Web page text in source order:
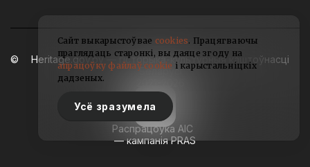
Heritage.gov.by — гісторыка-культурныя каштоўнасці
Беларусі
Распрацоўка АІС
— кампанія PRAS
Сайт выкарыстоўвае cookies. Працягваючы
праглядаць старонкі, вы даяце згоду на
апрацоўку файлаў cookie і карыстальніцкіх
дадзеных.
Усё зразумела